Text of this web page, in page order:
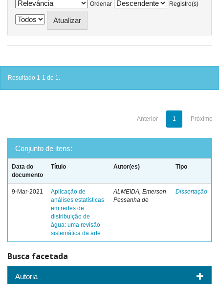
Ordenar
Registro(s)
Resultado 1-1 de 1.
Anterior 1 Próximo
Conjunto de itens:
Data do
documento
Título Autor(es) Tipo
9-Mar-2021
Aplicação de
análises estatísticas
em redes de
distribuição de
água: uma revisão
sistemática da arte
ALMEIDA, Emerson
Pessanha de
Dissertação
Busca facetada
Autoria